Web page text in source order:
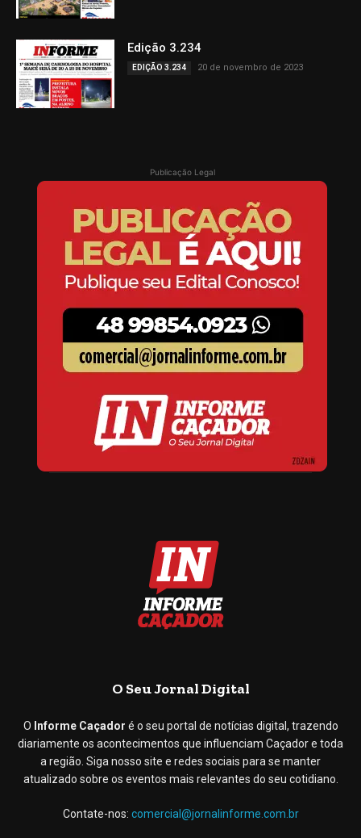
Edição 3.234
EDIÇÃO 3.234 20 de novembro de 2023
Publicação Legal
O Seu Jornal Digital
O Informe Caçador é o seu portal de notícias digital, trazendo
diariamente os acontecimentos que influenciam Caçador e toda
a região. Siga nosso site e redes sociais para se manter
atualizado sobre os eventos mais relevantes do seu cotidiano.
Contate-nos: comercial@jornalinforme.com.br